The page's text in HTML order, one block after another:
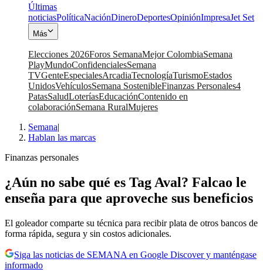
Últimas
noticiasPolíticaNaciónDineroDeportesOpiniónImpresaJet Set
Más
Elecciones 2026Foros SemanaMejor ColombiaSemana
PlayMundoConfidencialesSemana
TVGenteEspecialesArcadiaTecnologíaTurismoEstados
UnidosVehículosSemana SostenibleFinanzas Personales4
PatasSaludLoteríasEducaciónContenido en
colaboraciónSemana RuralMujeres
Semana|
Hablan las marcas
Finanzas personales
¿Aún no sabe qué es Tag Aval? Falcao le
enseña para que aproveche sus beneficios
El goleador comparte su técnica para recibir plata de otros bancos de
forma rápida, segura y sin costos adicionales.
Siga las noticias de SEMANA en Google Discover y manténgase
informado